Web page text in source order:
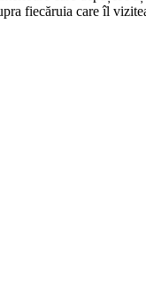
fiecăruia care îl